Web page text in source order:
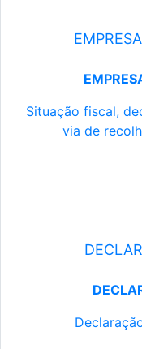
Situação fiscal,
via de